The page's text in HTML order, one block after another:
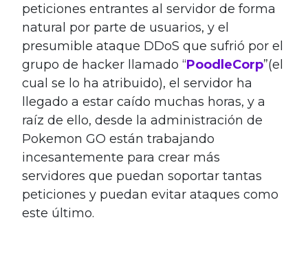
peticiones entrantes al servidor de forma
natural por parte de usuarios, y el
presumible ataque DDoS que sufrió por el
grupo de hacker llamado “PoodleCorp”(el
cual se lo ha atribuido), el servidor ha
llegado a estar caído muchas horas, y a
raíz de ello, desde la administración de
Pokemon GO están trabajando
incesantemente para crear más
servidores que puedan soportar tantas
peticiones y puedan evitar ataques como
este último.